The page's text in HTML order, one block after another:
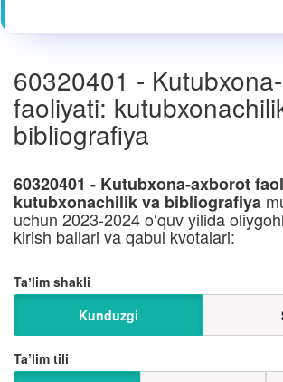
60320401 -
faoliyati:
bibliografiya
60320401 - Kutubxona-axborot
kutubxonachilik va bibliografiya
uchun 2023-2024 o‘quv yilida
kirish ballari va qabul kvotalari:
Taʼlim shakli
Kunduzgi
Ta’lim tili